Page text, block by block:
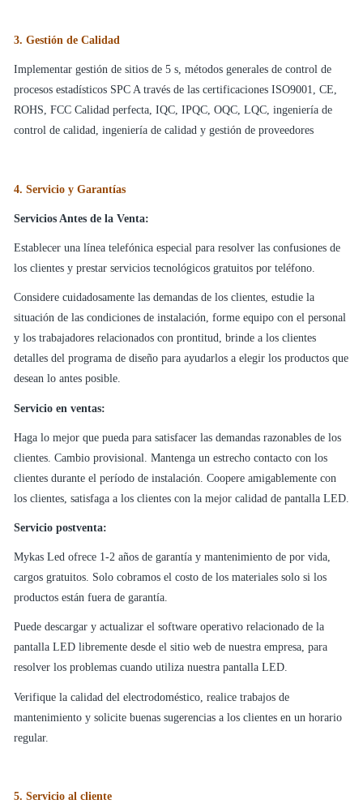
3. Gestión de Calidad
Implementar gestión de sitios de 5 s, métodos generales de control de
procesos estadísticos SPC A través de las certificaciones ISO9001, CE,
ROHS, FCC Calidad perfecta, IQC, IPQC, OQC, LQC, ingeniería de
control de calidad, ingeniería de calidad y gestión de proveedores
4. Servicio y Garantías
Servicios Antes de la Venta:
Establecer una línea telefónica especial para resolver las confusiones de
los clientes y prestar servicios tecnológicos gratuitos por teléfono.
Considere cuidadosamente las demandas de los clientes, estudie la
situación de las condiciones de instalación, forme equipo con el personal
y los trabajadores relacionados con prontitud, brinde a los clientes
detalles del programa de diseño para ayudarlos a elegir los productos que
desean lo antes posible.
Servicio en ventas:
Haga lo mejor que pueda para satisfacer las demandas razonables de los
clientes. Cambio provisional. Mantenga un estrecho contacto con los
clientes durante el período de instalación. Coopere amigablemente con
los clientes, satisfaga a los clientes con la mejor calidad de pantalla LED.
Servicio postventa:
Mykas Led ofrece 1-2 años de garantía y mantenimiento de por vida,
cargos gratuitos. Solo cobramos el costo de los materiales solo si los
productos están fuera de garantía.
Puede descargar y actualizar el software operativo relacionado de la
pantalla LED libremente desde el sitio web de nuestra empresa, para
resolver los problemas cuando utiliza nuestra pantalla LED.
Verifique la calidad del electrodoméstico, realice trabajos de
mantenimiento y solicite buenas sugerencias a los clientes en un horario
regular.
5. Servicio al cliente